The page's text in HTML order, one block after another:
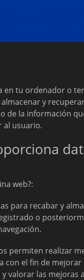
en tu ordenador o
y
de la información
al usuario.
web?:
para recabar y
o
permiten realizar
con el fin de
valorar las mejoras